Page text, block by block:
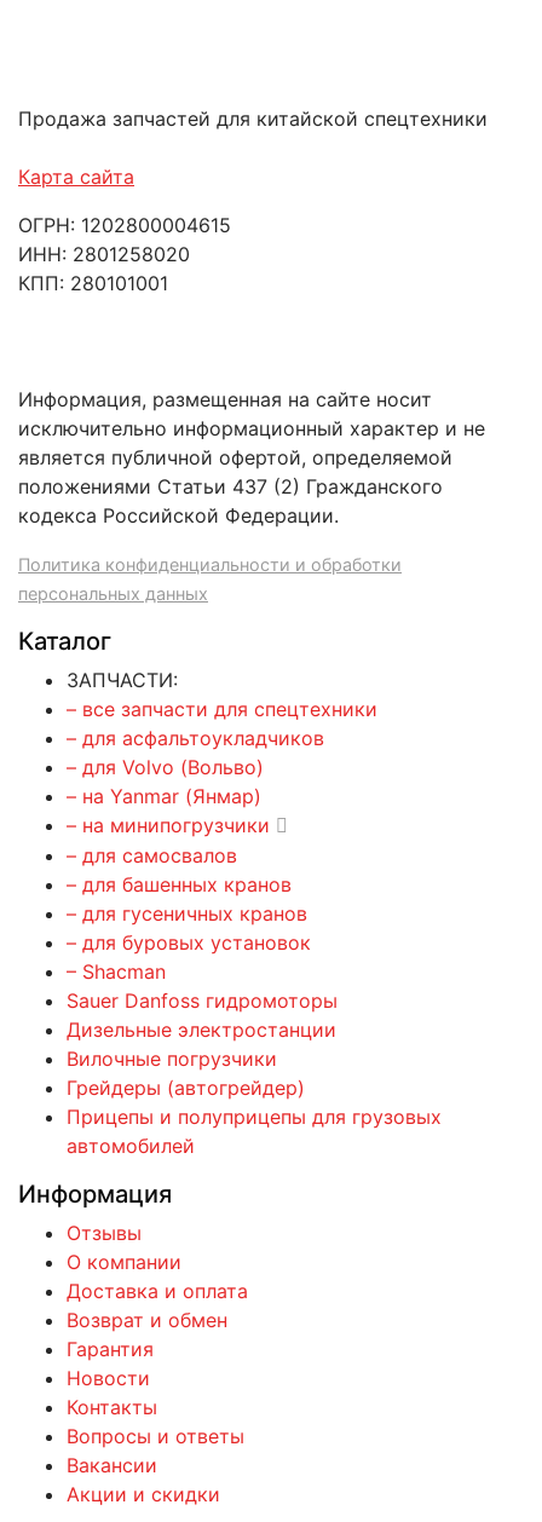
Продажа запчастей для китайской спецтехники
Карта сайта
ОГРН: 1202800004615
ИНН: 2801258020
КПП: 280101001
Информация, размещенная на сайте носит
исключительно информационный характер и не
является публичной офертой, определяемой
положениями Статьи 437 (2) Гражданского
кодекса Российской Федерации.
Политика конфиденциальности и обработки
персональных данных
Каталог
ЗАПЧАСТИ:
– все запчасти для спецтехники
– для асфальтоукладчиков
– для Volvo (Вольво)
– на Yanmar (Янмар)
– на минипогрузчики
– для самосвалов
– для башенных кранов
– для гусеничных кранов
– для буровых установок
– Shacman
Sauer Danfoss гидромоторы
Дизельные электростанции
Вилочные погрузчики
Грейдеры (автогрейдер)
Прицепы и полуприцепы для грузовых
автомобилей
Информация
Отзывы
О компании
Доставка и оплата
Возврат и обмен
Гарантия
Новости
Контакты
Вопросы и ответы
Вакансии
Акции и скидки